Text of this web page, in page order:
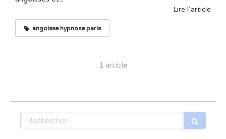
Lire l'article
angoisse hypnose paris
1 article
Rechercher